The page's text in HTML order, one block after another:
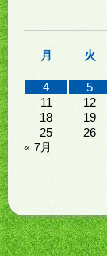
月 火
4
5
11
12
18
19
25
26
« 7月